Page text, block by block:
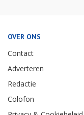
OVER ONS
Contact
Adverteren
Redactie
Colofon